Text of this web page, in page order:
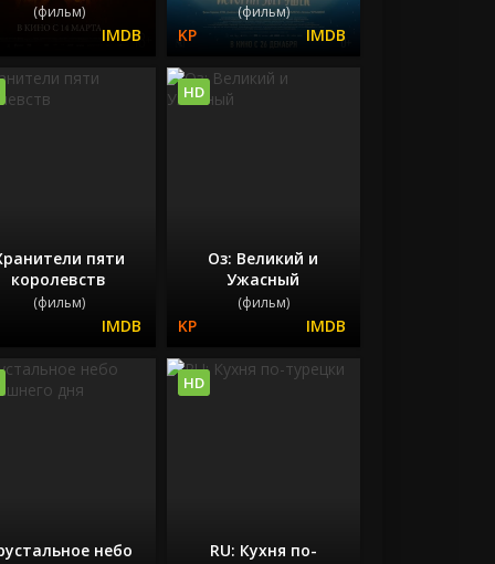
(фильм) (фильм)
пяти
королевств
(фильм)
Оз: Великий и
Ужасный
(фильм)
HD
небо
RU: Кухня по-
HD